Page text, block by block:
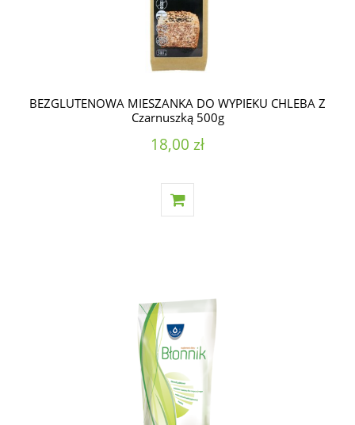
BEZGLUTENOWA MIESZANKA DO WYPIEKU CHLEBA Z
Czarnuszką 500g
18,00 zł